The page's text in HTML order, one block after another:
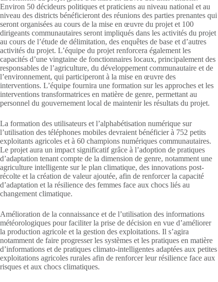
Environ 50 décideurs politiques et praticiens au niveau national et au
niveau des districts bénéficieront des réunions des parties prenantes qui
seront organisées au cours de la mise en œuvre du projet et 100
dirigeants communautaires seront impliqués dans les activités du projet
au cours de l’étude de délimitation, des enquêtes de base et d’autres
activités du projet. L’équipe du projet renforcera également les
capacités d’une vingtaine de fonctionnaires locaux, principalement des
responsables de l’agriculture, du développement communautaire et de
l’environnement, qui participeront à la mise en œuvre des
interventions. L’équipe fournira une formation sur les approches et les
interventions transformatrices en matière de genre, permettant au
personnel du gouvernement local de maintenir les résultats du projet.
La formation des utilisateurs et l’alphabétisation numérique sur
l’utilisation des téléphones mobiles devraient bénéficier à 752 petits
exploitants agricoles et à 60 champions numériques communautaires.
Le projet aura un impact significatif grâce à l’adoption de pratiques
d’adaptation tenant compte de la dimension de genre, notamment une
agriculture intelligente sur le plan climatique, des innovations post-
récolte et la création de valeur ajoutée, afin de renforcer la capacité
d’adaptation et la résilience des femmes face aux chocs liés au
changement climatique.
Amélioration de la connaissance et de l’utilisation des informations
météorologiques pour faciliter la prise de décision en vue d’améliorer
la production agricole et la gestion des exploitations. Il s’agira
notamment de faire progresser les systèmes et les pratiques en matière
d’informations et de pratiques climato-intelligentes adaptées aux petites
exploitations agricoles rurales afin de renforcer leur résilience face aux
risques et aux chocs climatiques.